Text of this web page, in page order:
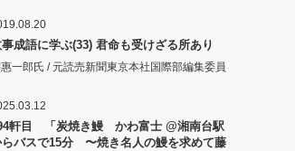
成語に学ぶ(33) 君命も受けざる所あり
一郎氏 / 元読売新聞東京本社国際部編集委員
軒目 「炭焼き鰻 かわ富士 @湘南台駅
らバスで15分 〜焼き名人の鰻を求めて藤